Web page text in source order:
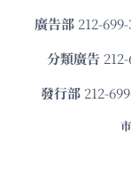
廣告部212-699-
分類廣告
發⾏部 212-